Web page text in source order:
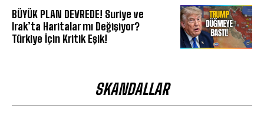
BÜYÜK PLAN DEVREDE! Suriye ve
Irak’ta Haritalar mı Değişiyor?
Türkiye İçin Kritik Eşik!
SKANDALLAR